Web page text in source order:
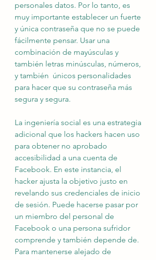
personales datos. Por lo tanto, es
muy importante establecer un fuerte
y única contraseña que no se puede
fácilmente pensar. Usar una
combinación de mayúsculas y
también letras minúsculas, números,
y también  únicos personalidades
para hacer que su contraseña más
segura y segura.
La ingeniería social es una estrategia
adicional que los hackers hacen uso
para obtener no aprobado
accesibilidad a una cuenta de
Facebook. En este instancia, el
hacker ajusta la objetivo justo en
revelando sus credenciales de inicio
de sesión. Puede hacerse pasar por
un miembro del personal de
Facebook o una persona sufridor
comprende y también depende de.
Para mantenerse alejado de